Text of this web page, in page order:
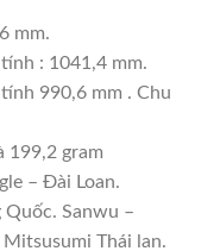
mm.
: 1041,4 mm.
990,6 mm . Chu
199,2 gram
– Đài Loan.
Quốc. Sanwu –
Thái lan.